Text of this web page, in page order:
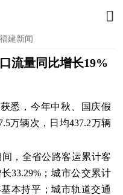

福建新闻
流量同比增长19%
悉，今年中秋、国庆假
万辆次，日均437.2万辆
，全省公路客运累计客
33.29%；城市公交累计
本持平；城市轨道交通